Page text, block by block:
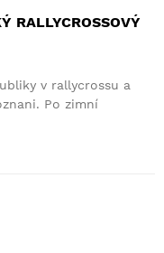
RALLYCROSSOVÝ
v rallycrossu a
Po zimní